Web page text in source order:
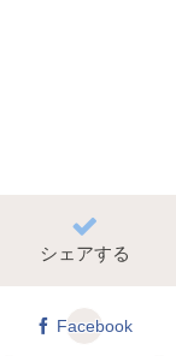
シェアする
Facebook